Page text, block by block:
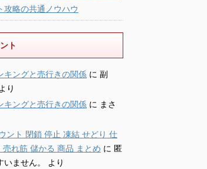
攻略の共通ノウハウ
ト
キングと売行きの関係 に 副
より
キングと売行きの関係 に まさ
ント 閉鎖 停止 凍結 せどり 仕
売れ筋 儲かる 商品 まとめ に 匿
ません。
より